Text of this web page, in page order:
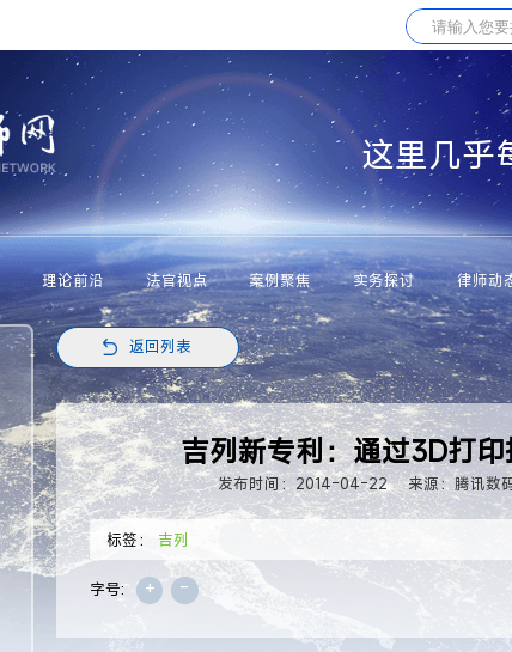
这里几乎
理论前沿 法官视点 案例聚焦 实务探讨 律师动
返回列表
吉列新专利：通过3D打
发布时间：2014-04-22 来源：腾讯数
标签： 吉列
字号: + -